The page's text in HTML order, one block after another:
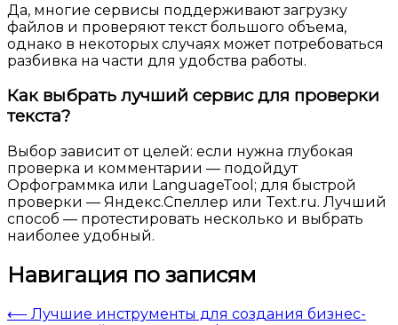
Да, многие сервисы поддерживают загрузку
файлов и проверяют текст большого объема,
однако в некоторых случаях может потребоваться
разбивка на части для удобства работы.
Как выбрать лучший сервис для проверки
текста?
Выбор зависит от целей: если нужна глубокая
проверка и комментарии — подойдут
Орфограммка или LanguageTool; для быстрой
проверки — Яндекс.Спеллер или Text.ru. Лучший
способ — протестировать несколько и выбрать
наиболее удобный.
Навигация по записям
⟵ Лучшие инструменты для создания бизнес-